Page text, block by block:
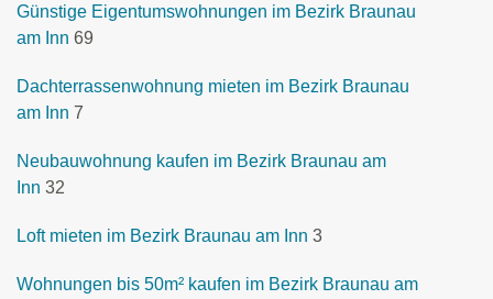
Günstige Eigentumswohnungen im Bezirk Braunau
am Inn 69
Dachterrassenwohnung mieten im Bezirk Braunau
am Inn 7
Neubauwohnung kaufen im Bezirk Braunau am
Inn 32
Loft mieten im Bezirk Braunau am Inn 3
Wohnungen bis 50m² kaufen im Bezirk Braunau am